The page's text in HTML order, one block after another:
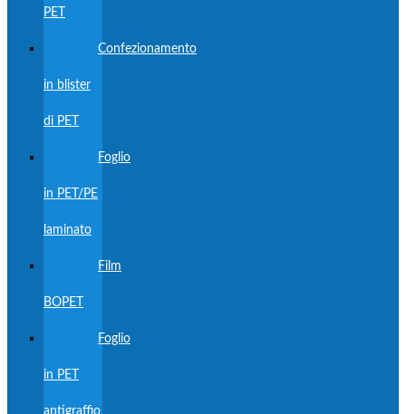
PET
Confezionamento
in blister
di PET
Foglio
in PET/PE
laminato
Film
BOPET
Foglio
in PET
antigraffio